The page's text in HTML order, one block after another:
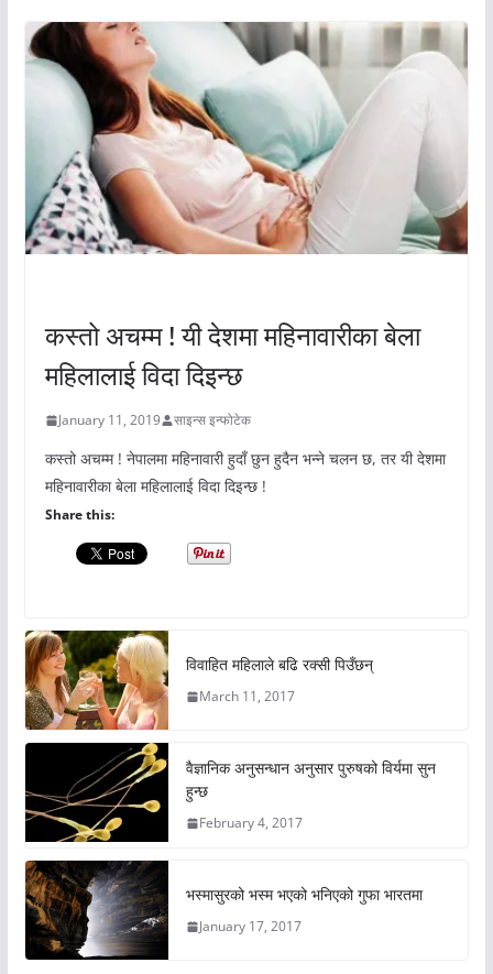
कस्तो अचम्म ! यी देशमा महिनावारीका बेला
महिलालाई विदा दिइन्छ
January 11, 2019 साइन्स इन्फोटेक
कस्तो अचम्म ! नेपालमा महिनावारी हुदाँ छुन हुदैन भन्ने चलन छ, तर यी देशमा
महिनावारीका बेला महिलालाई विदा दिइन्छ !
Share this:
विवाहित महिलाले बढि रक्सी पिउँछन्
March 11, 2017
वैज्ञानिक अनुसन्धान अनुसार पुरुषको विर्यमा सुन
हुन्छ
February 4, 2017
भस्मासुरको भस्म भएको भनिएको गुफा भारतमा
January 17, 2017